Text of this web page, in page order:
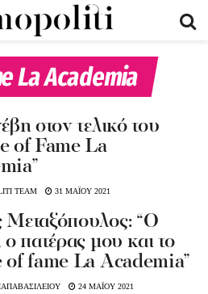
La Academia
στον τελικό του
of Fame La
TEAM 31 ΜΑΪΟΥ 2021
Μεταξόπουλος: “Ο
πατέρας μου και το
of fame La Academia”
24 ΜΑΪΟΥ 2021